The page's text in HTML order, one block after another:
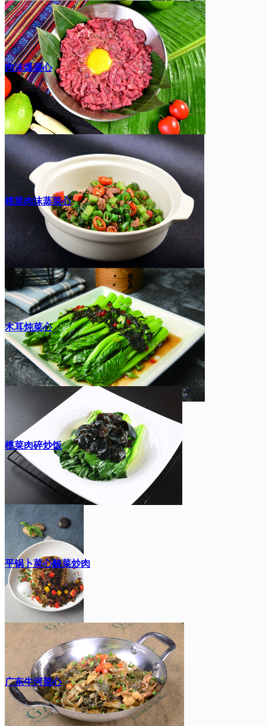
肉沫爆菜心
榄菜肉沫蒸菜心
木耳炖菜心
榄菜肉碎炒饭
平锅卜菜心酸菜炒肉
广东牛河菜心